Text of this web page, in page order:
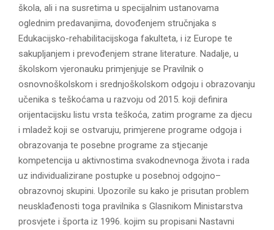
škola, ali i na susretima u specijalnim ustanovama
oglednim predavanjima, dovođenjem stručnjaka s
Edukacijsko-rehabilitacijskoga fakulteta, i iz Europe te
sakupljanjem i prevođenjem strane literature. Nadalje, u
školskom vjeronauku primjenjuje se Pravilnik o
osnovnoškolskom i srednjoškolskom odgoju i obrazovanju
učenika s teškoćama u razvoju od 2015. koji definira
orijentacijsku listu vrsta teškoća, zatim programe za djecu
i mladež koji se ostvaruju, primjerene programe odgoja i
obrazovanja te posebne programe za stjecanje
kompetencija u aktivnostima svakodnevnoga života i rada
uz individualizirane postupke u posebnoj odgojno–
obrazovnoj skupini. Upozorile su kako je prisutan problem
neusklađenosti toga pravilnika s Glasnikom Ministarstva
prosvjete i športa iz 1996. kojim su propisani Nastavni